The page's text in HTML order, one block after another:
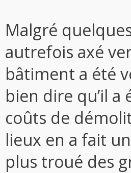
Malgré
autrefois axé
bâtiment a été
bien dire qu’il
coûts de
lieux en a fait
plus troué des